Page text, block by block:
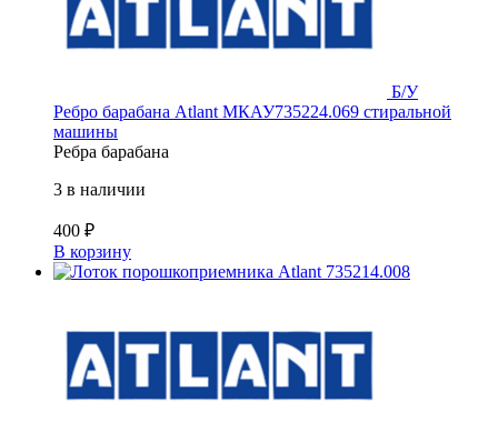
Б/У
Ребро барабана Atlant МКАУ735224.069 стиральной
машины
Ребра барабана
3 в наличии
400 ₽
В корзину